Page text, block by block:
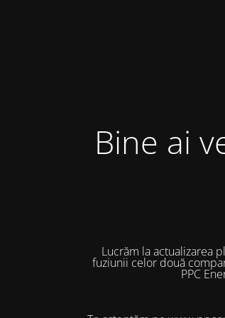
Bine ai
Lucrăm la actualizarea
fuziunii celor două
PPC